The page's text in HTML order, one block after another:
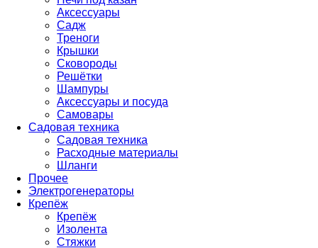
Аксессуары
Садж
Треноги
Крышки
Сковороды
Решётки
Шампуры
Аксессуары и посуда
Самовары
Садовая техника
Садовая техника
Расходные материалы
Шланги
Прочее
Электрогенераторы
Крепёж
Крепёж
Изолента
Стяжки